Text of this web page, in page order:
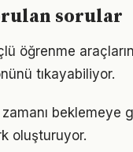
sorular
öğrenme
tıkayabiliyor.
beklemeye
oluşturuyor.